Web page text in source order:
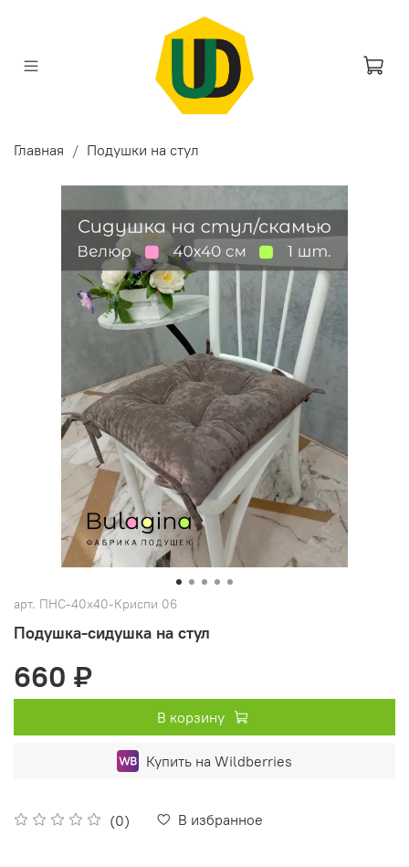
Главная Подушки на стул
арт. ПНС-40х40-Криспи 06
Подушка-сидушка на стул
(0) В избранное
660 ₽
В корзину
Купить на Wildberries